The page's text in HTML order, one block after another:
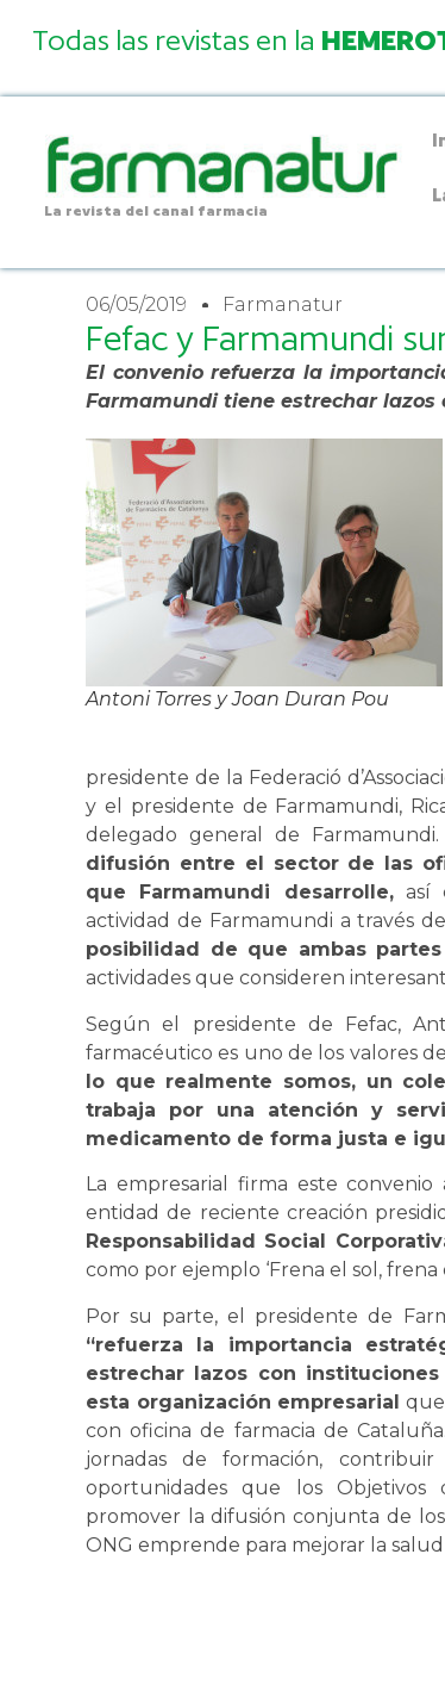
Todas las revistas en la
La revista del canal farmacia
06/05/2019 Farmanatur
Fefac y Farmamundi
El convenio refuerza la
Farmamundi tiene estrechar lazos
Antoni Torres y Joan Duran Pou
presidente de la Federació
y el presidente de Farmamundi,
delegado general de
difusión entre el sector de las
que Farmamundi desarrolle,así
actividad de Farmamundi a través
posibilidad de que ambas
actividades que consideren
Según el presidente de Fefac,
farmacéutico es uno de los valores
lo que realmente somos, un
trabaja por una atención y
medicamento de forma justa e
La empresarial firma este
entidad de reciente creación
Responsabilidad Social
como por ejemplo ‘Frena el sol,
Por su parte, el presidente de
“refuerza la importancia
estrechar lazos con
esta organización empresarial
con oficina de farmacia de
jornadas de formación,
oportunidades que los Objetivos
promover la difusión conjunta de
ONG emprende para mejorar la